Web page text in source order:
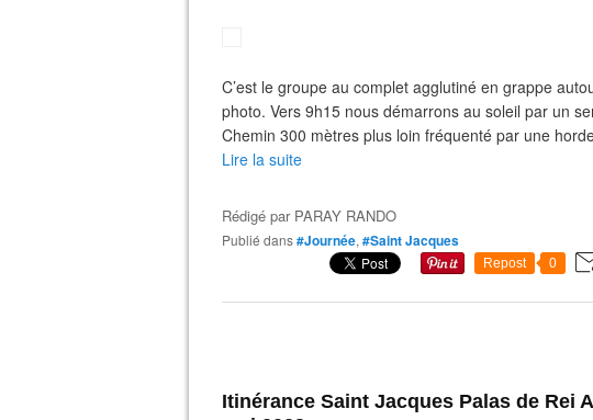
C’est le groupe au complet agglutiné en grappe
photo. Vers 9h15 nous démarrons au soleil par un
Chemin 300 mètres plus loin fréquenté par une
Lire la suite
Rédigé par PARAY RANDO
Publié dans#Journée, #Saint Jacques
Repost 0
Itinérance Saint Jacques Palas de Rei